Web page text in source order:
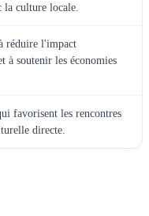
la culture locale.
réduire l'impact
à soutenir les économies
favorisent les rencontres
directe.